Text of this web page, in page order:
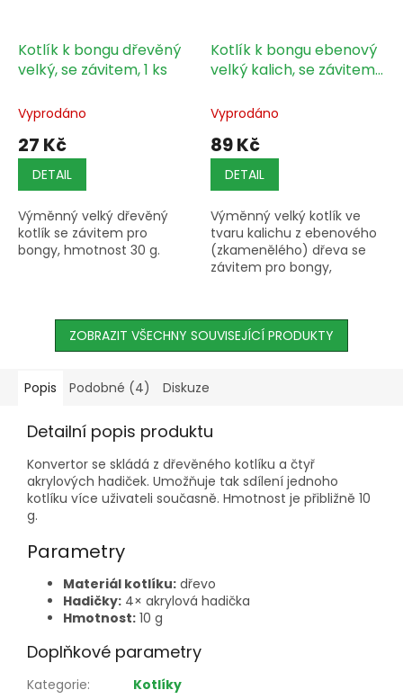
Kotlík k bongu dřevěný
velký, se závitem, 1 ks
Vyprodáno
27 Kč
DETAIL
Výměnný velký dřevěný
kotlík se závitem pro
bongy, hmotnost 30 g.
Kotlík k bongu ebenový
velký kalich, se závitem,
Vyprodáno
89 Kč
DETAIL
Výměnný velký kotlík ve
tvaru kalichu z ebenového
(zkamenělého) dřeva se
závitem pro bongy,
ZOBRAZIT VŠECHNY SOUVISEJÍCÍ PRODUKTY
Popis Podobné (4) Diskuze
Detailní popis produktu
Konvertor se skládá z dřevěného kotlíku a čtyř
akrylových hadiček. Umožňuje tak sdílení jednoho
kotlíku více uživateli současně. Hmotnost je přibližně 10
g.
Parametry
Materiál kotlíku: dřevo
Hadičky: 4× akrylová hadička
Hmotnost: 10 g
Doplňkové parametry
Kategorie:
Kotlíky